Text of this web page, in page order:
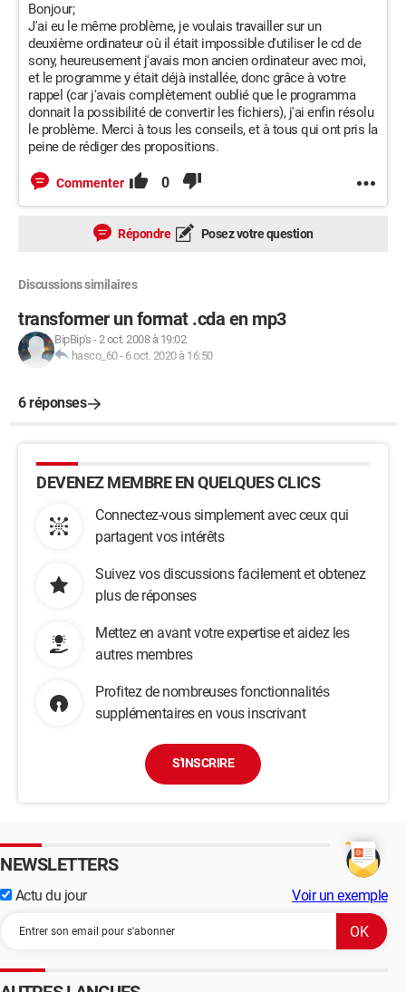
Bonjour;
J'ai eu le même problème, je voulais travailler sur un
deuxième ordinateur où il était impossible d'utiliser le cd de
sony, heureusement j'avais mon ancien ordinateur avec moi,
et le programme y était déjà installée, donc grâce à votre
rappel (car j'avais complètement oublié que le programma
donnait la possibilité de convertir les fichiers), j'ai enfin résolu
le problème. Merci à tous les conseils, et à tous qui ont pris la
peine de rédiger des propositions.
Commenter 0
Répondre Posez votre question
Discussions similaires
transformer un format .cda en mp3
BipBip's -2 oct. 2008 à 19:02
hasco_60- 6 oct. 2020 à 16:50
6 réponses
DEVENEZ MEMBRE EN QUELQUES CLICS
Connectez-vous simplement avec ceux qui
partagent vos intérêts
Suivez vos discussions facilement et obtenez
plus de réponses
Mettez en avant votre expertise et aidez les
autres membres
Profitez de nombreuses fonctionnalités
supplémentaires en vous inscrivant
S'INSCRIRE
NEWSLETTERS
Actu du jour Voir un exemple